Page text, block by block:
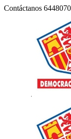
Saltar
Contáctanos